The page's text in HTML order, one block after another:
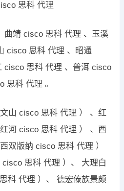
思科 代理
曲靖 cisco 思科 代理 、玉溪
cisco 思科 代理 、昭通
cisco 思科 代理 、普洱 cisco
思科 代理 。
山 cisco 思科 代理 ） 、红
河 cisco 思科 代理 ） 、西
双版纳 cisco 思科 代理 ）
思科 代理 ）、 大理白
科 代理 ）、 德宏傣族景颇